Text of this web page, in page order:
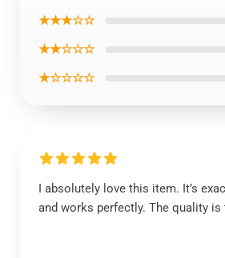
★★★☆☆
★★☆☆☆
★☆☆☆☆
I absolutely love this item. It’s
and works perfectly. The quality is